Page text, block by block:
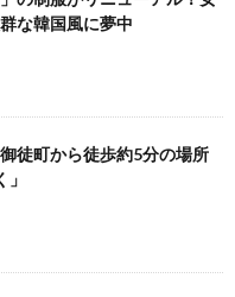
な韓国風に夢中
徒町から徒歩約5分の場所